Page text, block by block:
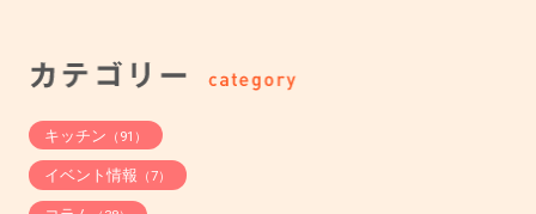
キッチン （91）
イベント情報 （7）